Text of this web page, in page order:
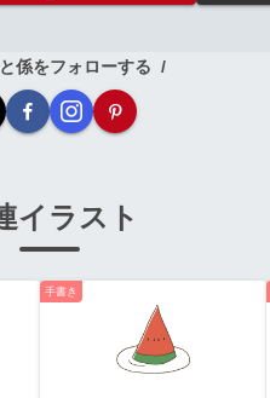
係をフォローする
イラスト
手書き